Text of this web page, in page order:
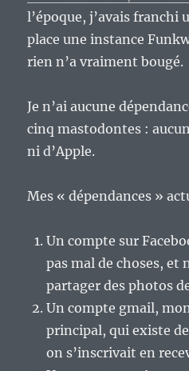
l’époque, j’avais franchi
place une instance
rien n’a vraiment bougé.
Je n’ai aucune
cinq mastodontes :
ni d’Apple.
Mes « dépendances »
Un compte sur
pas mal de choses, et
partager des photos
Un compte gmail,
principal, qui existe
on s’inscrivait en